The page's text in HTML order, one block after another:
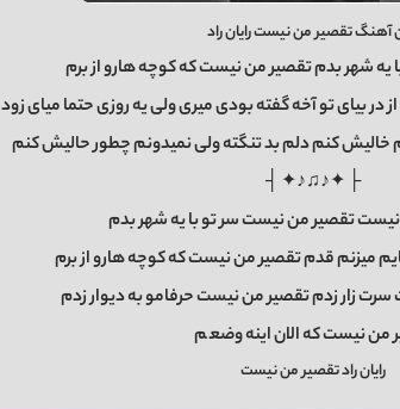
آهنگ تقصیر من نیست رایان راد
شهر بدم تقصیر من نیست که کوچه هارو از برم
در بیای تو آخه گفته بودی میری ولی یه روزی حتما میای زود
خالیش کنم دلم بد تنگته ولی نمیدونم چطور حالیش کنم
├ ✦♪♫♪✦ ┤
تقصیر من نیست سر تو با یه شهر بدم
میزنم قدم تقصیر من نیست که کوچه هارو از برم
زار زدم تقصیر من نیست حرفامو به دیوار زدم
من نیست که الان اینه وضعم
رایان راد تقصیر من نیست